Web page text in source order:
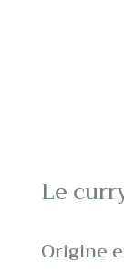
Le
Origine